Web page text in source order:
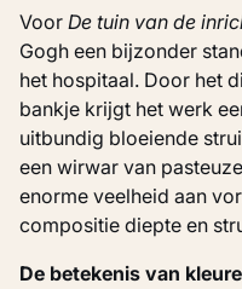
Voor De tuin van de
Gogh een bijzonder
het hospitaal. Door het
bankje krijgt het werk
uitbundig bloeiende
een wirwar van
enorme veelheid aan
compositie diepte en
De betekenis van